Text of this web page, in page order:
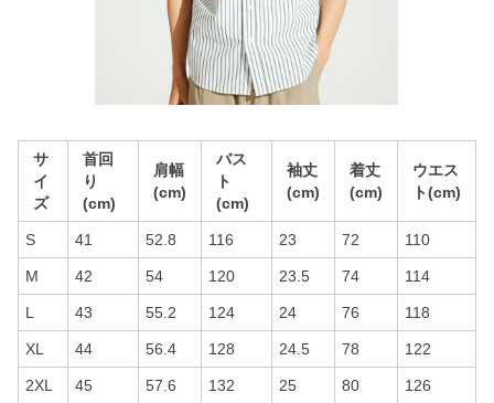
サ
イ
ズ
首回
り
(cm)
肩幅
(cm)
バス
ト
(cm)
袖丈
(cm)
着丈
(cm)
ウエス
ト(cm)
S 41 52.8 116 23 72 110
M 42 54 120 23.5 74 114
L 43 55.2 124 24 76 118
XL 44 56.4 128 24.5 78 122
2XL 45 57.6 132 25 80 126